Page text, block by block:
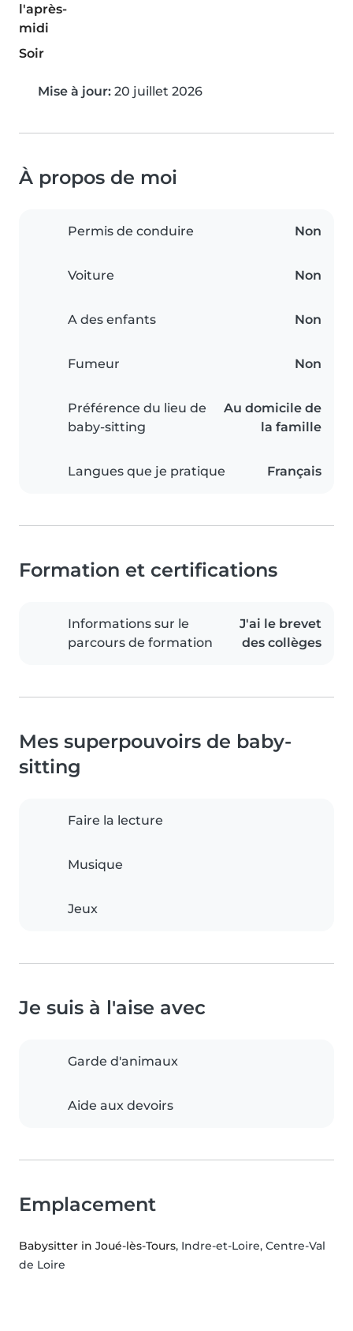
l'après-
midi
Soir
Mise à jour: 20 juillet 2026
À propos de moi
Permis de conduire Non
Voiture Non
A des enfants Non
Fumeur Non
Préférence du lieu de
baby-sitting
Au domicile de
la famille
Langues que je pratique Français
Formation et certifications
Informations sur le
parcours de formation
J'ai le brevet
des collèges
Mes superpouvoirs de baby-
sitting
Faire la lecture
Musique
Jeux
Je suis à l'aise avec
Garde d'animaux
Aide aux devoirs
Emplacement
Babysitter in Joué-lès-Tours, Indre-et-Loire, Centre-Val
de Loire